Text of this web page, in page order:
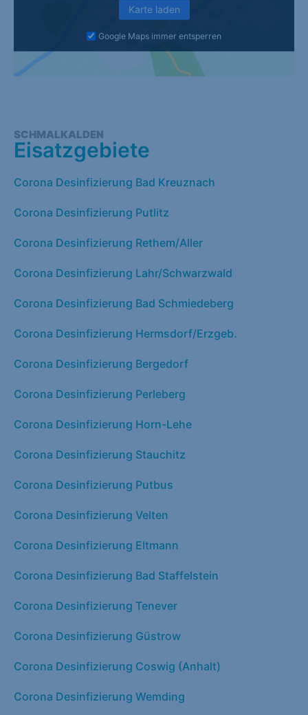
Karte laden
Google Maps immer entsperren
SCHMALKALDEN
Eisatzgebiete
Corona Desinfizierung Bad Kreuznach
Corona Desinfizierung Putlitz
Corona Desinfizierung Rethem/Aller
Corona Desinfizierung Lahr/Schwarzwald
Corona Desinfizierung Bad Schmiedeberg
Corona Desinfizierung Hermsdorf/Erzgeb.
Corona Desinfizierung Bergedorf
Corona Desinfizierung Perleberg
Corona Desinfizierung Horn-Lehe
Corona Desinfizierung Stauchitz
Corona Desinfizierung Putbus
Corona Desinfizierung Velten
Corona Desinfizierung Eltmann
Corona Desinfizierung Bad Staffelstein
Corona Desinfizierung Tenever
Corona Desinfizierung Güstrow
Corona Desinfizierung Coswig (Anhalt)
Corona Desinfizierung Wemding